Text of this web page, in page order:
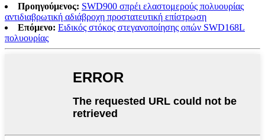
Προηγούμενος: SWD900 σπρέι ελαστομερούς πολυουρίας
αντιδιαβρωτική αδιάβροχη προστατευτική επίστρωση
Επόμενο: Ειδικός στόκος στεγανοποίησης οπών SWD168L
πολυουρίας